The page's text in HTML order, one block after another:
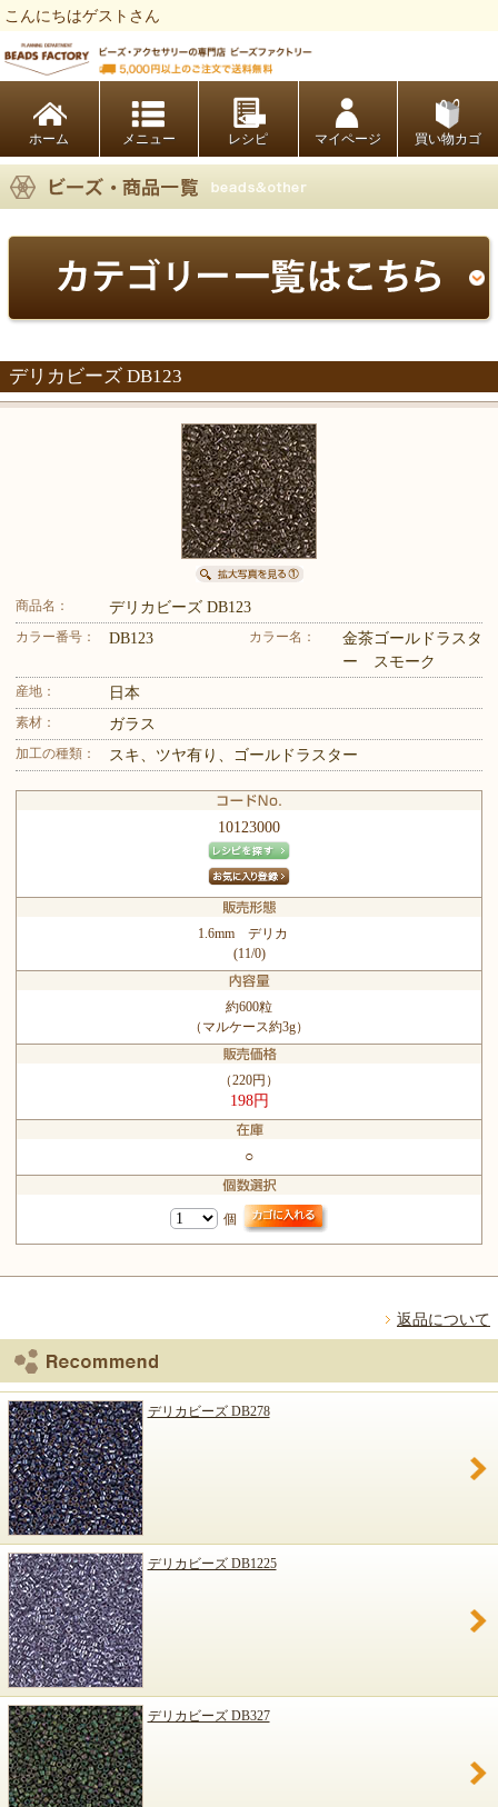
こんにちはゲストさん
ホーム レシピ マイページ 買い物カゴ
デリカビーズ DB123
商品名： デリカビーズ DB123
カラー番号： DB123 カラー名：
金茶ゴールドラスタ
ー スモーク
産地： 日本
素材： ガラス
加工の種類： スキ、ツヤ有り、ゴールドラスター
10123000
1.6mm デリカ
(11/0)
約600粒
（マルケース約3g）
（220円）
198円
○
個
返品について
デリカビーズ DB278
デリカビーズ DB1225
デリカビーズ DB327